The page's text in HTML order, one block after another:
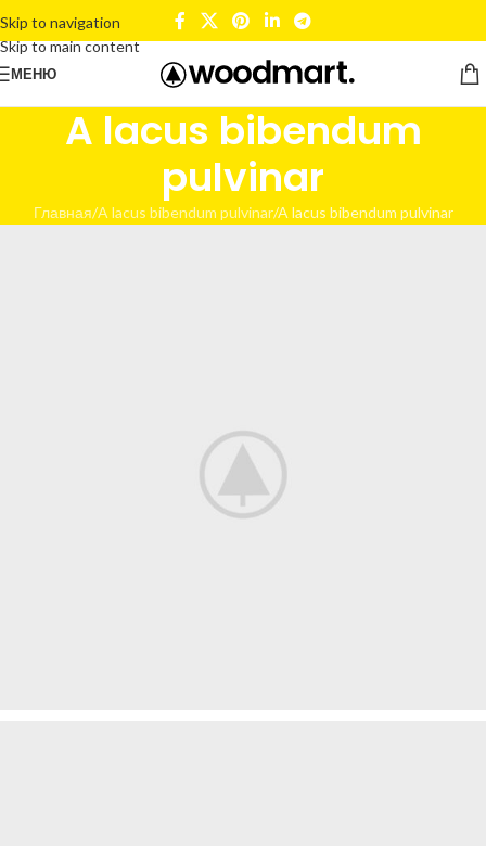
Skip to navigation
Skip to main content
МЕНЮ
A lacus bibendum
pulvinar
Главная A lacus bibendum pulvinar A lacus bibendum pulvinar